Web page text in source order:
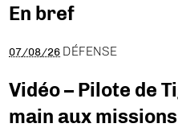
En bref
07/08/26 DÉFENSE
Vidéo – Pilote de
main aux